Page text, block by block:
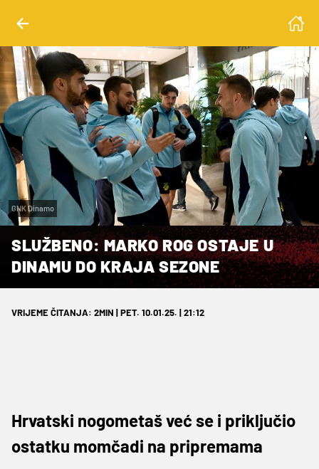
GNK Dinamo
SLUŽBENO: MARKO ROG OSTAJE U
DINAMU DO KRAJA SEZONE
VRIJEME ČITANJA: 2MIN | PET. 10.01.25. | 21:12
Hrvatski nogometaš već se i priključio
ostatku momčadi na pripremama